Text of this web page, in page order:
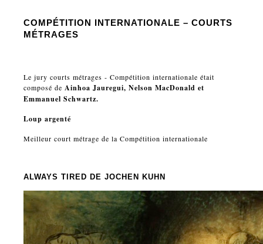
COMPÉTITION INTERNATIONALE – COURTS
MÉTRAGES
Le jury courts métrages - Compétition internationale était
composé de Ainhoa Jauregui, Nelson MacDonald et
Emmanuel Schwartz.
Loup argenté
Meilleur court métrage de la Compétition internationale
ALWAYS TIRED DE JOCHEN KUHN